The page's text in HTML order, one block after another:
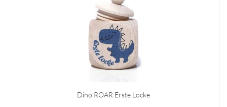
Dino ROAR Erste Locke